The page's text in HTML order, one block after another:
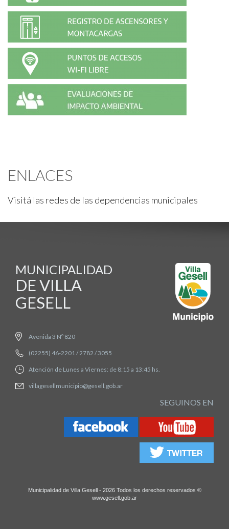
ENLACES
Visitá las redes de las dependencias municipales
MUNICIPALIDAD
DE VILLA
GESELL
Avenida 3 Nº 820
(02255) 46-2201 / 2782 / 3055
Atención de Lunes a Viernes: de 8:15 a 13:45 hs.
villagesellmunicipio@gesell.gob.ar
SEGUINOS EN
Municipalidad de Villa Gesell - 2026 Todos los derechos reservados ©
www.gesell.gob.ar